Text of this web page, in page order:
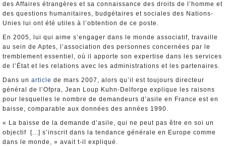
des Affaires étrangères et sa connaissance des droits de l’homme et
des questions humanitaires, budgétaires et sociales des Nations-
Unies lui ont été utiles à l’obtention de ce poste.
En 2005, lui qui aime s’engager dans le monde associatif, travaille
au sein de Aptes, l’association des personnes concernées par le
tremblement essentiel, où il apporte son expertise dans les services
de l’État et les relations avec les administrations et les partenaires.
Dans un article de mars 2007, alors qu’il est toujours directeur
général de l’Ofpra, Jean Loup Kuhn-Delforge explique les raisons
pour lesquelles le nombre de demandeurs d’asile en France est en
baisse, comparable aux données des années 1990.
« La baisse de la demande d’asile, qui ne peut pas être en soi un
objectif [...] s’inscrit dans la tendance générale en Europe comme
dans le monde, » avait t-il expliqué.